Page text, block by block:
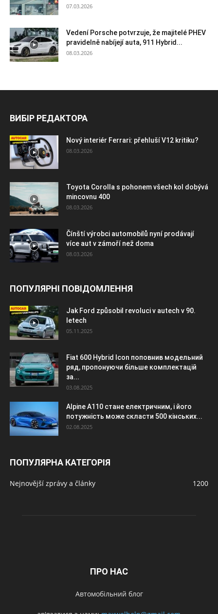
07.03.2026
Vedení Porsche potvrzuje, že majitelé PHEV
pravidelně nabíjejí auta, 911 Hybrid...
08.03.2026
ВИБІР РЕДАКТОРА
Nový interiér Ferrari: přehluší V12 kritiku?
08.03.2026
Toyota Corolla s pohonem všech kol dobývá
mincovnu 400
08.03.2026
Čínští výrobci automobilů nyní prodávají
více aut v zámoří než doma
08.03.2026
ПОПУЛЯРНІ ПОВІДОМЛЕННЯ
Jak Ford způsobil revoluci v autech v 90.
letech
05.11.2025
Fiat 600 Hybrid Icon поповнив модельний
ряд, пропонуючи більше комплектацій
за...
03.08.2025
Alpine A110 стане електричним, і його
потужність може скласти 500 кінських...
02.08.2025
ПОПУЛЯРНА КАТЕГОРІЯ
Nejnovější zprávy a články 1200
ПРО НАС
Автомобільний блог